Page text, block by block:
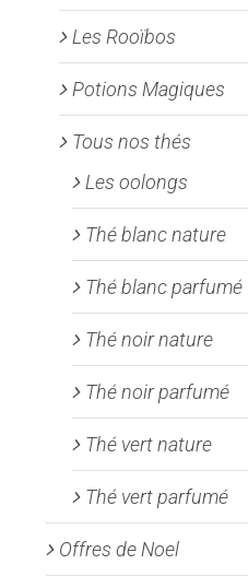
Les Rooïbos
Potions Magiques
Tous nos thés
Les oolongs
Thé blanc nature
Thé blanc parfumé
Thé noir nature
Thé noir parfumé
Thé vert nature
Thé vert parfumé
Offres de Noel